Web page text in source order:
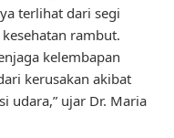
terlihat dari segi
rambut.
kelembapan
kerusakan akibat
udara,” ujar Dr. Maria